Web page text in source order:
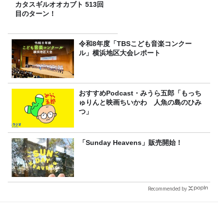
カタスギルオオカブト 513回
目のターン！
令和8年度「TBSこども音楽コンクー
ル」横浜地区大会レポート
おすすめPodcast・みうら五郎「もっち
ゅりんと映画ちいかわ 人魚の島のひみ
つ」
「Sunday Heavens」販売開始！
Recommended by